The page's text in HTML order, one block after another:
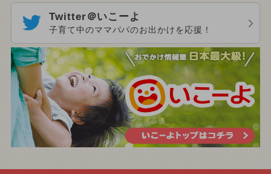
Twitter＠いこーよ
子育て中のママパパのお出かけを応援！